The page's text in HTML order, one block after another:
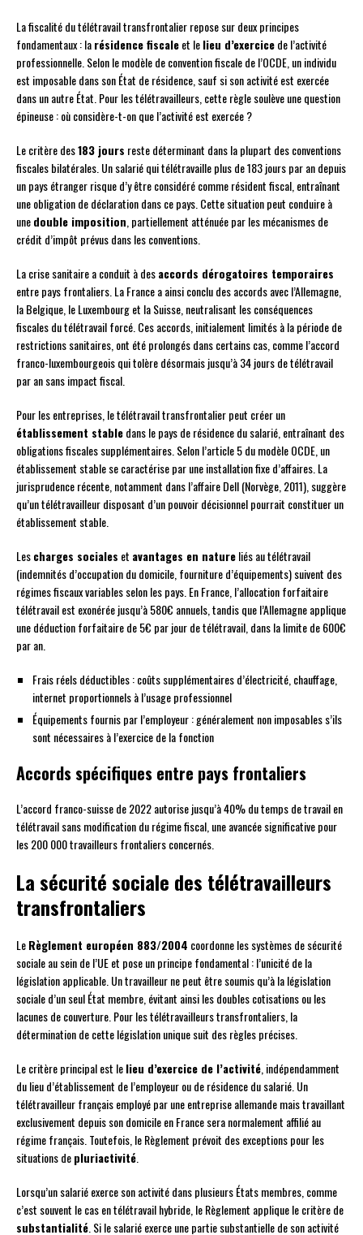
La fiscalité du télétravail transfrontalier repose sur deux principes
fondamentaux : larésidence fiscaleet lelieu d’exercicede l’activité
professionnelle. Selon le modèle de convention fiscale de l’OCDE, un individu
est imposable dans son État de résidence, sauf si son activité est exercée
dans un autre État. Pour les télétravailleurs, cette règle soulève une question
épineuse : où considère-t-on que l’activité est exercée ?
Le critère des183 jours reste déterminant dans la plupart des conventions
fiscales bilatérales. Un salarié qui télétravaille plus de 183 jours par an depuis
un pays étranger risque d’y être considéré comme résident fiscal, entraînant
une obligation de déclaration dans ce pays. Cette situation peut conduire à
unedouble imposition, partiellement atténuée par les mécanismes de
crédit d’impôt prévus dans les conventions.
La crise sanitaire a conduit à desaccords dérogatoires temporaires
entre pays frontaliers. La France a ainsi conclu des accords avec l’Allemagne,
la Belgique, le Luxembourg et la Suisse, neutralisant les conséquences
fiscales du télétravail forcé. Ces accords, initialement limités à la période de
restrictions sanitaires, ont été prolongés dans certains cas, comme l’accord
franco-luxembourgeois qui tolère désormais jusqu’à 34 jours de télétravail
par an sans impact fiscal.
Pour les entreprises, le télétravail transfrontalier peut créer un
établissement stabledans le pays de résidence du salarié, entraînant des
obligations fiscales supplémentaires. Selon l’article 5 du modèle OCDE, un
établissement stable se caractérise par une installation fixe d’affaires. La
jurisprudence récente, notamment dans l’affaire Dell (Norvège, 2011), suggère
qu’un télétravailleur disposant d’un pouvoir décisionnel pourrait constituer un
établissement stable.
Lescharges sociales et avantages en natureliés au télétravail
(indemnités d’occupation du domicile, fourniture d’équipements) suivent des
régimes fiscaux variables selon les pays. En France, l’allocation forfaitaire
télétravail est exonérée jusqu’à 580€ annuels, tandis que l’Allemagne applique
une déduction forfaitaire de 5€ par jour de télétravail, dans la limite de 600€
par an.
Frais réels déductibles : coûts supplémentaires d’électricité, chauffage,
internet proportionnels à l’usage professionnel
Équipements fournis par l’employeur : généralement non imposables s’ils
sont nécessaires à l’exercice de la fonction
Accords spécifiques entre pays frontaliers
L’accord franco-suisse de 2022 autorise jusqu’à 40% du temps de travail en
télétravail sans modification du régime fiscal, une avancée significative pour
les 200 000 travailleurs frontaliers concernés.
La sécurité sociale des télétravailleurs
transfrontaliers
LeRèglement européen 883/2004 coordonne les systèmes de sécurité
sociale au sein de l’UE et pose un principe fondamental : l’unicité de la
législation applicable. Un travailleur ne peut être soumis qu’à la législation
sociale d’un seul État membre, évitant ainsi les doubles cotisations ou les
lacunes de couverture. Pour les télétravailleurs transfrontaliers, la
détermination de cette législation unique suit des règles précises.
Le critère principal est lelieu d’exercice de l’activité, indépendamment
du lieu d’établissement de l’employeur ou de résidence du salarié. Un
télétravailleur français employé par une entreprise allemande mais travaillant
exclusivement depuis son domicile en France sera normalement affilié au
régime français. Toutefois, le Règlement prévoit des exceptions pour les
situations depluriactivité.
Lorsqu’un salarié exerce son activité dans plusieurs États membres, comme
c’est souvent le cas en télétravail hybride, le Règlement applique le critère de
substantialité. Si le salarié exerce une partie substantielle de son activité